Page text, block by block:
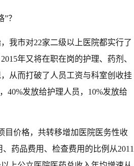
？
我市对22家二级以上医院都实行了
年又将在职在岗的护理、药剂、
从而打破了人员工资与科室创收挂
40%发放给护理人员，10%发放给
目价格，共转移增加医院医务性收
药品费用、检查费用的比例从2011